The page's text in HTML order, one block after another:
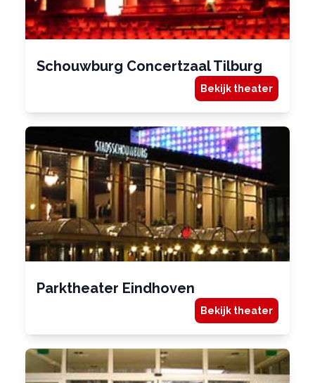
Schouwburg Concertzaal Tilburg
Bekijk theater
Parktheater Eindhoven
Bekijk theater